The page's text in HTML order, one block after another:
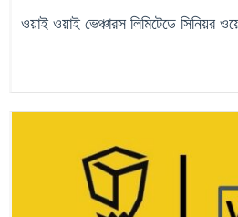
ওয়াই ওয়াই ভেঞ্চারস লিমিটেডে সিনিয়র